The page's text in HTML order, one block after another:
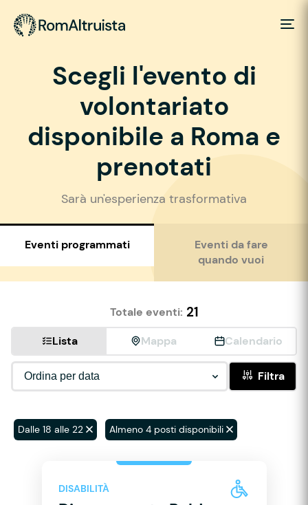
Scegli l'evento di
volontariato
disponibile a Roma e
prenotati
Sarà un'esperienza trasformativa
Eventi programmati
Eventi da fare
quando vuoi
Totale eventi: 21
Lista Mappa Calendario
Filtra
Dalle 18 alle 22 Almeno 4 posti disponibili
DISABILITÀ